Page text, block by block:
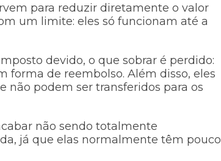
para reduzir diretamente o valor
um limite: eles só funcionam até a
devido, o que sobrar é perdido:
forma de reembolso. Além disso, eles
não podem ser transferidos para os
não sendo totalmente
já que elas normalmente têm pouco